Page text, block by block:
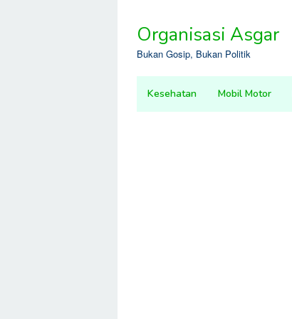
contentOrganisasi Asgar
Bukan Gosip, Bukan Politik
Kesehatan Mobil Motor